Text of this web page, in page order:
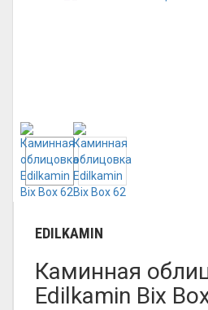
EDILKAMIN
Каминная
Edilkamin Bix